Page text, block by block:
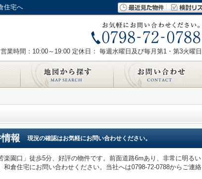
住宅へ
営業時間：10:00～19:00 定休日： 毎週水曜日及び毎月第1・第3火曜日
報 現況の確認はお気軽にお問い合わせください。
園口」徒歩5分、好評の物件です。前面道路6mあり、非常に明るい
倉住宅にお問い合わせください。当社へは0798-72-0788からご連絡